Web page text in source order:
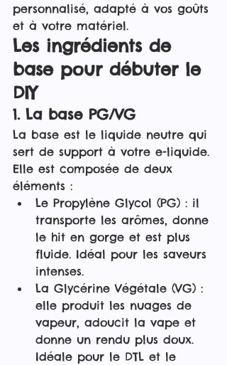
personnalisé, adapté à vos goûts
et à votre matériel.
Les ingrédients de
base pour débuter le
DIY
1. La base PG/VG
La base est le liquide neutre qui
sert de support à votre e-liquide.
Elle est composée de deux
éléments :
Le Propylène Glycol (PG) : il
transporte les arômes, donne
le hit en gorge et est plus
fluide. Idéal pour les saveurs
intenses.
La Glycérine Végétale (VG) :
elle produit les nuages de
vapeur, adoucit la vape et
donne un rendu plus doux.
Idéale pour le DTL et le